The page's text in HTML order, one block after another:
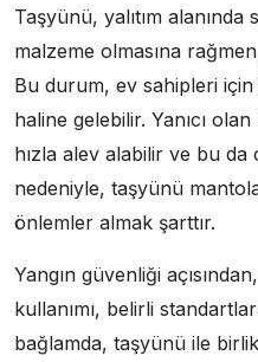
Taşyünü, yalıtım
malzeme olmasına
Bu durum, ev sahipleri
haline gelebilir. Yanıcı
hızla alev alabilir ve bu
nedeniyle, taşyünü
önlemler almak şarttır.
Yangın güvenliği
kullanımı, belirli
bağlamda, taşyünü ile